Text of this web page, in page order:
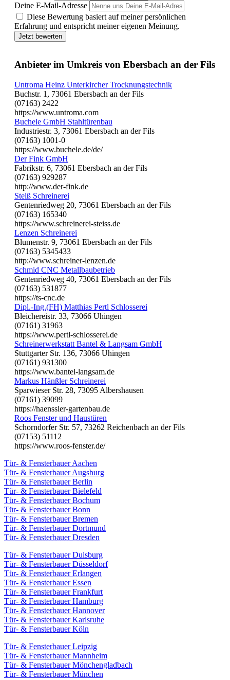
Deine E-Mail-Adresse
Diese Bewertung basiert auf meiner persönlichen
Erfahrung und entspricht meiner eigenen Meinung.
Jetzt bewerten
Anbieter im Umkreis von Ebersbach an der Fils
Untroma Heinz Unterkircher Trocknungstechnik
Buchstr. 1, 73061 Ebersbach an der Fils
(07163) 2422
https://www.untroma.com
Buchele GmbH Stahltürenbau
Industriestr. 3, 73061 Ebersbach an der Fils
(07163) 1001-0
https://www.buchele.de/de/
Der Fink GmbH
Fabrikstr. 6, 73061 Ebersbach an der Fils
(07163) 929287
http://www.der-fink.de
Steiß Schreinerei
Gentenriedweg 20, 73061 Ebersbach an der Fils
(07163) 165340
https://www.schreinerei-steiss.de
Lenzen Schreinerei
Blumenstr. 9, 73061 Ebersbach an der Fils
(07163) 5345433
http://www.schreiner-lenzen.de
Schmid CNC Metallbaubetrieb
Gentenriedweg 40, 73061 Ebersbach an der Fils
(07163) 531877
https://ts-cnc.de
Dipl.-Ing.(FH) Matthias Pertl Schlosserei
Bleichereistr. 33, 73066 Uhingen
(07161) 31963
https://www.pertl-schlosserei.de
Schreinerwerkstatt Bantel & Langsam GmbH
Stuttgarter Str. 136, 73066 Uhingen
(07161) 931300
https://www.bantel-langsam.de
Markus Hänßler Schreinerei
Sparwieser Str. 28, 73095 Albershausen
(07161) 39099
https://haenssler-gartenbau.de
Roos Fenster und Haustüren
Schorndorfer Str. 57, 73262 Reichenbach an der Fils
(07153) 51112
https://www.roos-fenster.de/
Tür- & Fensterbauer Aachen
Tür- & Fensterbauer Augsburg
Tür- & Fensterbauer Berlin
Tür- & Fensterbauer Bielefeld
Tür- & Fensterbauer Bochum
Tür- & Fensterbauer Bonn
Tür- & Fensterbauer Bremen
Tür- & Fensterbauer Dortmund
Tür- & Fensterbauer Dresden
Tür- & Fensterbauer Duisburg
Tür- & Fensterbauer Düsseldorf
Tür- & Fensterbauer Erlangen
Tür- & Fensterbauer Essen
Tür- & Fensterbauer Frankfurt
Tür- & Fensterbauer Hamburg
Tür- & Fensterbauer Hannover
Tür- & Fensterbauer Karlsruhe
Tür- & Fensterbauer Köln
Tür- & Fensterbauer Leipzig
Tür- & Fensterbauer Mannheim
Tür- & Fensterbauer Mönchengladbach
Tür- & Fensterbauer München